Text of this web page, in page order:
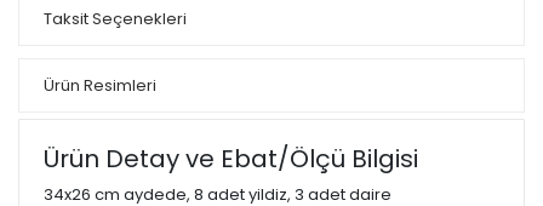
Taksit Seçenekleri
Ürün Resimleri
Ürün Detay ve Ebat/Ölçü Bilgisi
34x26 cm aydede, 8 adet yildiz, 3 adet daire